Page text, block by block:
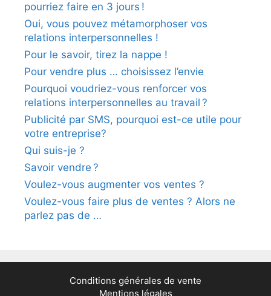
pourriez faire en 3 jours !
Oui, vous pouvez métamorphoser vos
relations interpersonnelles !
Pour le savoir, tirez la nappe !
Pour vendre plus … choisissez l’envie
Pourquoi voudriez-vous renforcer vos
relations interpersonnelles au travail ?
Publicité par SMS, pourquoi est-ce utile pour
votre entreprise?
Qui suis-je ?
Savoir vendre ?
Voulez-vous augmenter vos ventes ?
Voulez-vous faire plus de ventes ? Alors ne
parlez pas de …
Conditions générales de vente
Mentions légales